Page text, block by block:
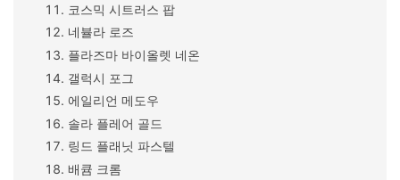
코스믹 시트러스 팝
네뷸라 로즈
플라즈마 바이올렛 네온
갤럭시 포그
에일리언 메도우
솔라 플레어 골드
링드 플래닛 파스텔
배큠 크롬